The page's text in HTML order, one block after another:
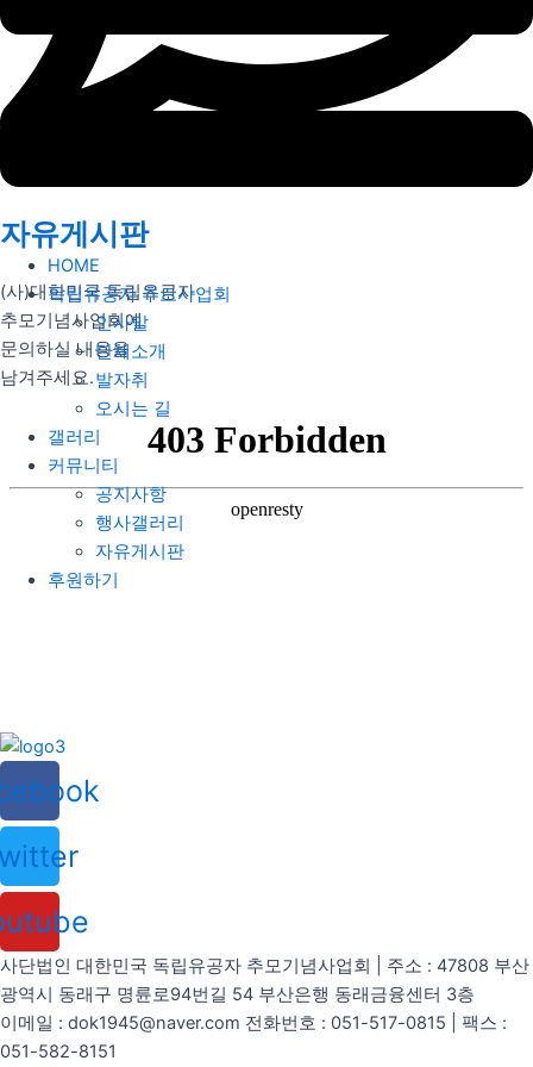
HOME
독립유공자 추모사업회
인사말
단체소개
발자취
오시는 길
갤러리
커뮤니티
공지사항
행사갤러리
자유게시판
후원하기
자유게시판
(사)대한민국 독립유공자
추모기념사업회에
문의하실 내용을
남겨주세요.
사단법인 대한민국 독립유공자 추모기념사업회 | 주소 : 47808 부산
광역시 동래구 명륜로94번길 54 부산은행 동래금융센터 3층
이메일 : dok1945@naver.com 전화번호 : 051-517-0815 | 팩스 :
051-582-8151